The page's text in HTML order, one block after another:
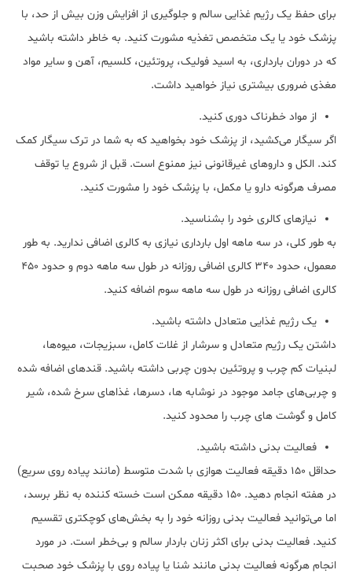
برای حفظ یک رژیم غذایی سالم و جلوگیری از افزایش وزن بیش از حد، با
پزشک خود یا یک متخصص تغذیه مشورت کنید. به خاطر داشته باشید
که در دوران بارداری، به اسید فولیک، پروتئین، کلسیم، آهن و سایر مواد
مغذی ضروری بیشتری نیاز خواهید داشت.
از مواد خطرناک دوری کنید.
اگر سیگار می‌کشید، از پزشک خود بخواهید که به شما در ترک سیگار کمک
کند. الکل و داروهای غیرقانونی نیز ممنوع است. قبل از شروع یا توقف
مصرف هرگونه دارو یا مکمل، با پزشک خود را مشورت کنید.
نیازهای کالری خود را بشناسید.
به طور کلی، در سه ماهه اول بارداری نیازی به کالری اضافی ندارید. به طور
معمول، حدود ۳۴۰ کالری اضافی روزانه در طول سه ماهه دوم و حدود ۴۵۰
کالری اضافی روزانه در طول سه ماهه سوم اضافه کنید.
یک رژیم غذایی متعادل داشته باشید.
داشتن یک رژیم متعادل و سرشار از غلات کامل، سبزیجات، میوه‌ها،
لبنیات کم چرب و پروتئین بدون چربی داشته باشید. قندهای اضافه شده
و چربی‌های جامد موجود در نوشابه ها، دسرها، غذاهای سرخ شده، شیر
کامل و گوشت های چرب را محدود کنید.
فعالیت بدنی داشته باشید.
حداقل ۱۵۰ دقیقه فعالیت هوازی با شدت متوسط (مانند پیاده روی سریع)
در هفته انجام دهید. ۱۵۰ دقیقه ممکن است خسته کننده به نظر برسد،
اما می‌توانید فعالیت بدنی روزانه خود را به بخش‌های کوچکتری تقسیم
کنید. فعالیت بدنی برای اکثر زنان باردار سالم و بی‌خطر است. در مورد
انجام هرگونه فعالیت بدنی مانند شنا یا پیاده روی با پزشک خود صحبت